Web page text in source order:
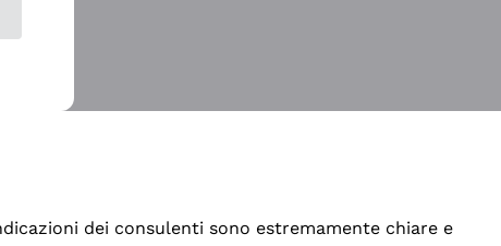
dei consulenti sono estremamente chiare e